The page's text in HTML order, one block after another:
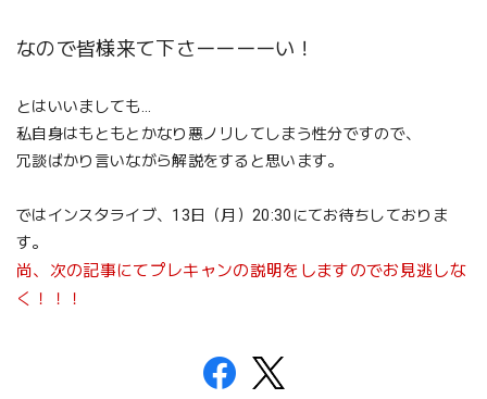
なので皆様来て下さーーーーい！
とはいいましても…
私自身はもともとかなり悪ノリしてしまう性分ですので、
冗談ばかり言いながら解説をすると思います。
ではインスタライブ、13日（月）20:30にてお待ちしておりま
す。
尚、次の記事にてプレキャンの説明をしますのでお見逃しな
く！！！